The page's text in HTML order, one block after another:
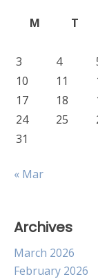
M
T
3
4
10
11
17
18
24
25
31
« Mar
Archives
March 2026
February 2026